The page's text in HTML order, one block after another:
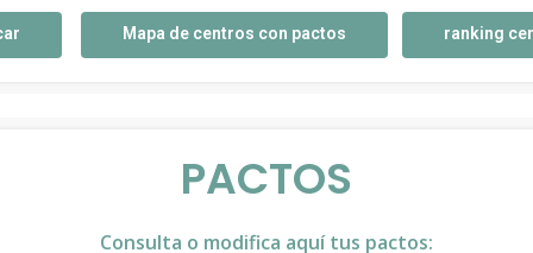
Mapa de centros con pactos ranking
PACTOS
Consulta o modifica aquí tus pactos: